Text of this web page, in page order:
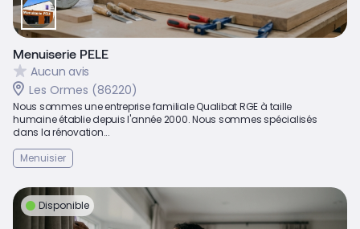
Menuiserie PELE
Aucun avis
Les Ormes (86220)
Nous sommes une entreprise familiale Qualibat RGE à taille
humaine établie depuis l'année 2000. Nous sommes spécialisés
dans la rénovation...
Menuisier
Disponible